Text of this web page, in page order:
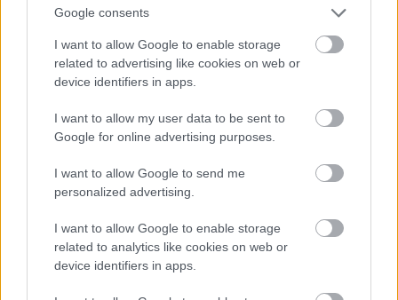
Google consents
I want to allow Google to enable storage
related to advertising like cookies on web or
device identifiers in apps.
I want to allow my user data to be sent to
Google for online advertising purposes.
I want to allow Google to send me
personalized advertising.
I want to allow Google to enable storage
related to analytics like cookies on web or
device identifiers in apps.